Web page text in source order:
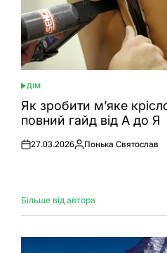
ОПУБЛІКУВАТИ
У
ДІМ
Як зробити м’яке
повний гайд від А до Я
Оприлюднено
27.03.2026
Опубліковано
Понька Святослав
Більше від автора